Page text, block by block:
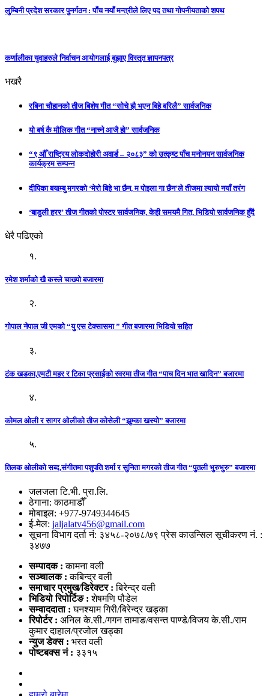
लुम्बिनी प्रदेश सरकार पुनर्गठन : पाँच नयाँ मन्त्रीले लिए पद तथा गोपनीयताको शपथ
कर्णालीका युवाहरुले निर्वाचन आयोगलाई बुझाए विस्तृत ज्ञापनपत्र
भखरै
रबिना चौहानको तीज बिशेष गीत “सोचे झै भएन बिहे बरिलै” सार्वजनिक
यो बर्ष कै मौलिक गीत “नाच्ने आजै हो” सार्वजनिक
“९ औँ राष्ट्रिय लोकदोहोरी अवार्ड – २०८३” को उत्कृष्ट पाँच मनोनयन सार्वजनिक
कार्यक्रम सम्पन्न
दीपिका बयाम्बु मगरको ‘मेरो बिहे भा छैन, म पोइला गा छैन’ले तीजमा ल्यायो नयाँ तरंग
‘बाडुली हरर’ तीज गीतको पोस्टर सार्वजनिक, केही समयमै गित, भिडियो सार्वजनिक हुँदै
धेरै पढिएको
१.
रमेश शर्माको खै कस्ले चाख्यो बजारमा
२.
गोपाल नेपाल जी एमको “यु एस टेक्सासमा ” गीत बजारमा भिडियो सहित
३.
टंक खडका,एमटी महर र टिका प्रसाईको स्वरमा तीज गीत “पाच दिन भात खादिन” बजारमा
४.
कोमल ओली र सागर ओलीको तीज कोसेली “झुम्का खस्यो” बजारमा
५.
तिलक ओलीको सब्द,संगीतमा पशुपति शर्मा र सुनिता मगरको तीज गीत “पुतली भुरुभुरु” बजारमा
जलजला टि.भी. प्रा.लि.
ठेगाना: काठमाडौँ
मोबाइल: +977-9749344645
ई-मेल: jaljalatv456@gmail.com
सूचना विभाग दर्ता नं: ३४५८-२०७८/७९ प्रेस काउन्सिल सूचीकरण नं. :
३४७७
सम्पादक :कामना वली
सञ्‍चालक : कबिन्द्र वली
समाचार प्रमुख/डिरेक्टर :बिरेन्द्र वली
भिडियो रिपोर्टिङ : शेषमणि पौडेल
सम्वाददाता :घनश्याम गिरी/बिरेन्द्र खड्का
रिपोर्टर : अनिल के.सी./गगन तामाङ/वसन्त पाण्डे/विजय के.सी./राम
कुमार दाहाल/प्रजोल खड्का
न्युज डेक्स : भरत वली
पोष्‍टबक्स नं : ३३१५